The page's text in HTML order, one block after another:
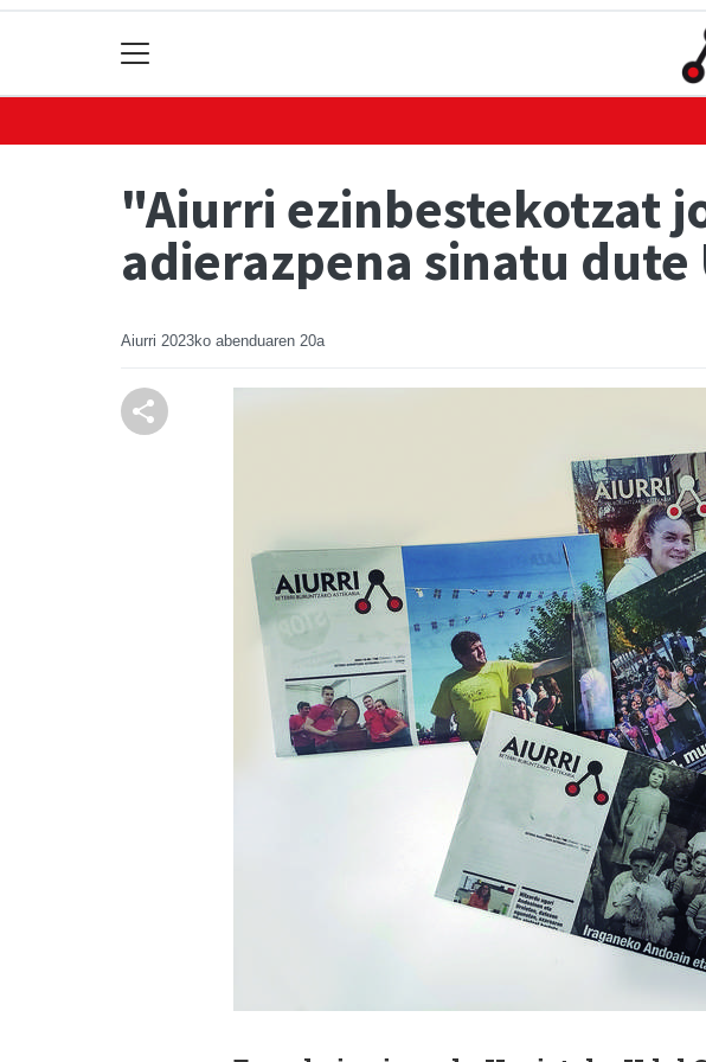
"Aiurri ezinbestekotzat
adierazpena sinatu
Aiurri 2023ko abenduaren 20a